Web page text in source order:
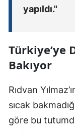
yapıldı."
Türkiye’ye
Bakıyor
Rıdvan
sıcak
göre bu